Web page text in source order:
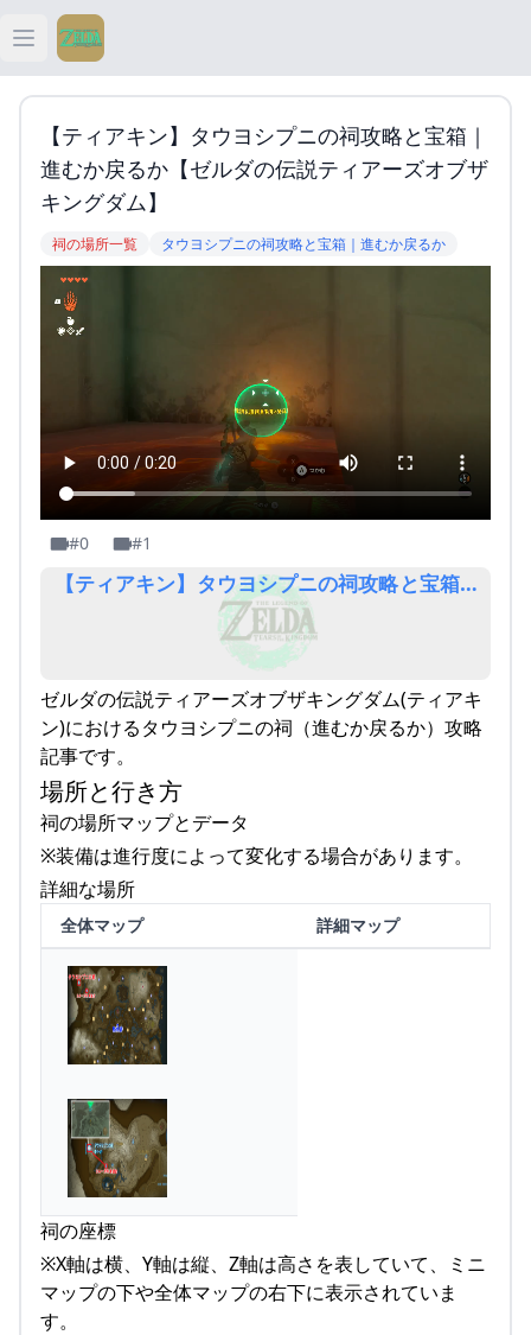
Open main menu
ティアキン
ティアキン 祠
【ティアキン】タウヨシプニの祠攻略と宝箱｜
進むか戻るか【ゼルダの伝説ティアーズオブザ
キングダム】
祠の場所一覧 タウヨシプニの祠攻略と宝箱｜進むか戻るか
#0 #1
【ティアキン】タウヨシプニの祠攻略と宝箱｜進
ゼルダの伝説ティアーズオブザキングダム(ティアキ
ン)におけるタウヨシプニの祠（進むか戻るか）攻略
記事です。
場所と行き方
祠の場所マップとデータ
※装備は進行度によって変化する場合があります。
詳細な場所
全体マップ 詳細マップ
祠の座標
※X軸は横、Y軸は縦、Z軸は高さを表していて、ミニ
マップの下や全体マップの右下に表示されていま
す。